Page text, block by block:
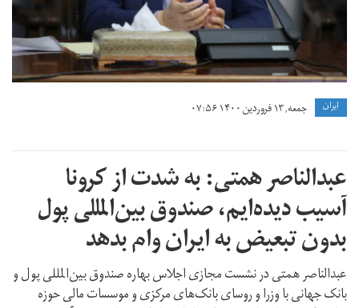
ايران جمعه, ۱۳ فروردین ۱۴۰۰ ۰۷:۵۶
عبدالناصر همتی: به شدت از کرونا
آسیب دیده‌ایم، صندوق بین‌المللی پول
بدون تبعیض به ایران وام بدهد
عبدالناصر همتی در نشست مجازی اجلاس بهاره صندوق بین‌المللی پول و
بانک جهانی با وزرا و روسای بانک‌های مرکزی و موسسات مالی حوزه